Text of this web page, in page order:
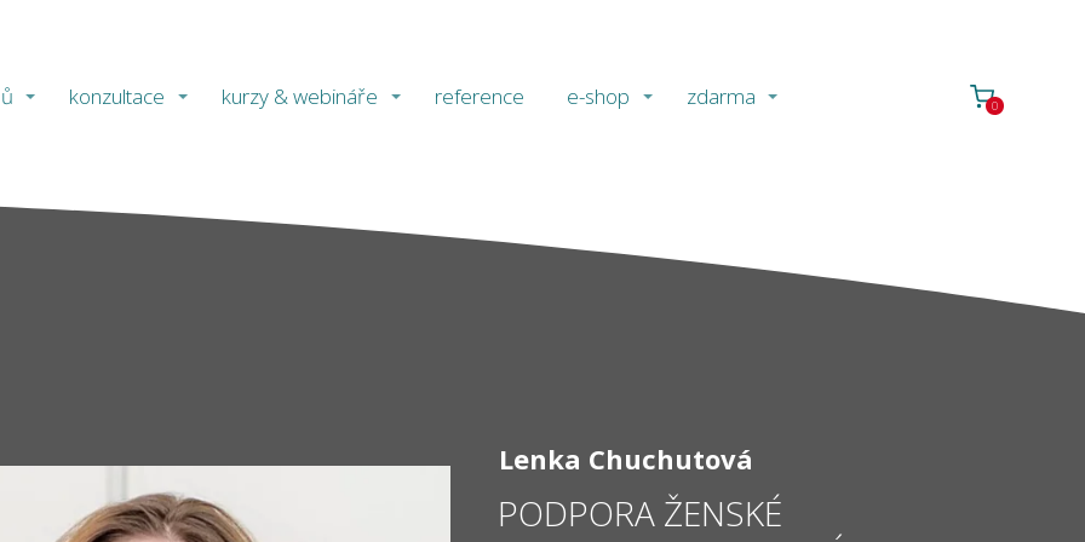
konzultace kurzy & webináře reference e-shop zdarma 0
Lenka Chuchutová
PODPORA ŽENSKÉ